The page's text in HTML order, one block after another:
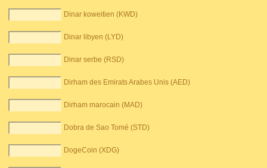
Dinar koweitien (KWD)
Dinar libyen (LYD)
Dinar serbe (RSD)
Dirham des Emirats Arabes Unis (AED)
Dirham marocain (MAD)
Dobra de Sao Tomé (STD)
DogeCoin (XDG)